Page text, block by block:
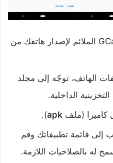
قم بتحميل ملف GCam apk الملائم لإصدار هاتفك من
الهاتف، توجّه إلى مجلد
(ملف apk
).
إلى قائمة تطبيقاتك وقم
له بالصلاحيات اللازمة.